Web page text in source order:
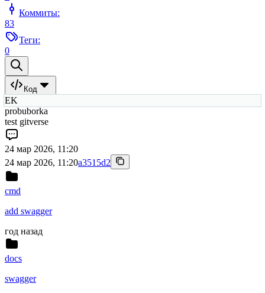
Коммиты:
83
Теги:
0
Код
EK
probuborka
test gitverse
24 мар 2026, 11:20
24 мар 2026, 11:20a3515d2
cmd
add swagger
год назад
docs
swagger